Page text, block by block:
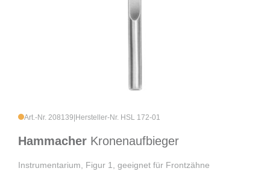
Art.-Nr. 208139 Hersteller-Nr. HSL 172-01
Hammacher Kronenaufbieger
Instrumentarium, Figur 1, geeignet für Frontzähne